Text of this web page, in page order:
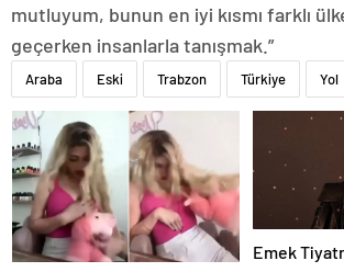
mutluyum, bunun en iyi kısmı farklı
geçerken insanlarla tanışmak.”
Araba Eski Trabzon Türkiye Yol
Emek